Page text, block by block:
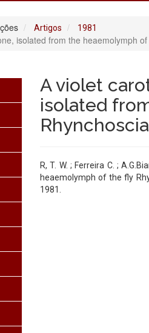
Artigos 1981
isolated from the heaemolymph
A violet
isolated
R, T. W. ; Ferreira C. ;
heaemolymph of the fly
1981.